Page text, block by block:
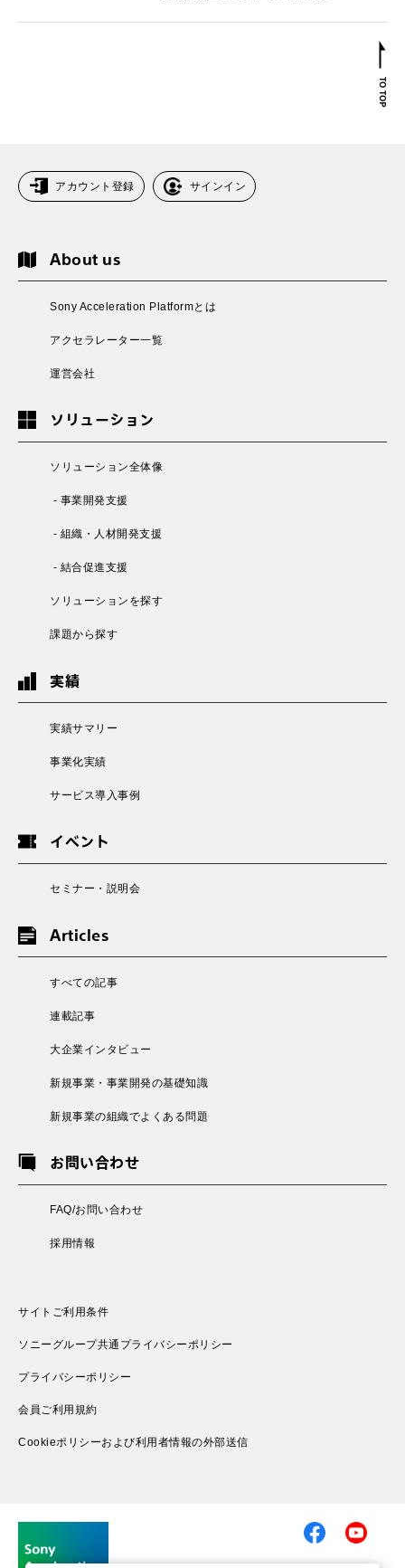
アカウント登録 サインイン
About us
Sony Acceleration Platformとは
アクセラレーター一覧
運営会社
ソリューション
ソリューション全体像
- 事業開発支援
- 組織・人材開発支援
- 結合促進支援
ソリューションを探す
課題から探す
実績
実績サマリー
事業化実績
サービス導入事例
イベント
セミナー・説明会
Articles
すべての記事
連載記事
大企業インタビュー
新規事業・事業開発の基礎知識
新規事業の組織でよくある問題
お問い合わせ
FAQ/お問い合わせ
採用情報
サイトご利用条件
ソニーグループ共通プライバシーポリシー
プライバシーポリシー
会員ご利用規約
Cookieポリシーおよび利用者情報の外部送信